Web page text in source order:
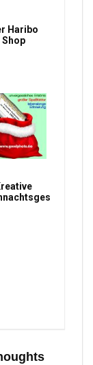
Haribo
Shop